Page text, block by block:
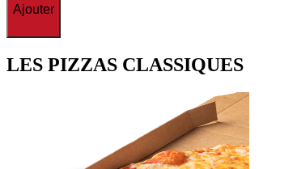
Ajouter
LES PIZZAS CLASSIQUES